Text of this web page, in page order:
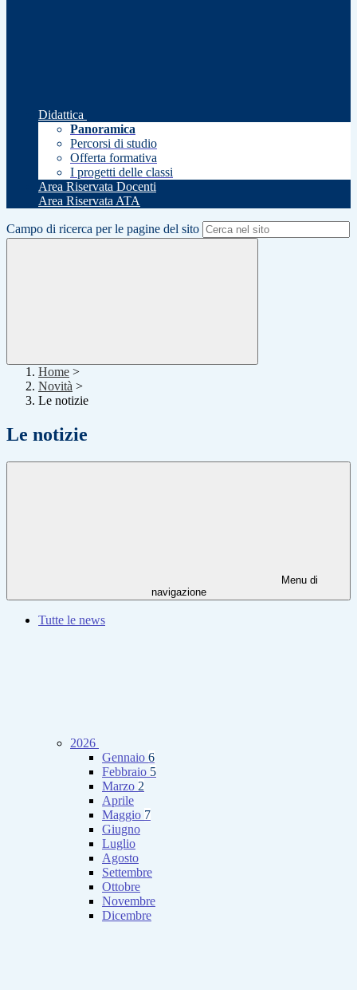
Didattica
Panoramica
Percorsi di studio
Offerta formativa
I progetti delle classi
Area Riservata Docenti
Area Riservata ATA
Campo di ricerca per le pagine del sito
Home >
Novità >
Le notizie
Le notizie
Menu di
navigazione
Tutte le news
2026
Gennaio 6
Febbraio 5
Marzo 2
Aprile
Maggio 7
Giugno
Luglio
Agosto
Settembre
Ottobre
Novembre
Dicembre